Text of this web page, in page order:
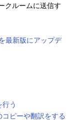
クルームに送信す
最新版にアップデ
う
ピーや翻訳をする